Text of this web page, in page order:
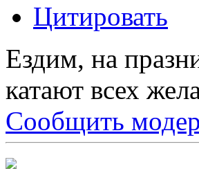
Цитировать
Ездим, на
катают всех
Сообщить